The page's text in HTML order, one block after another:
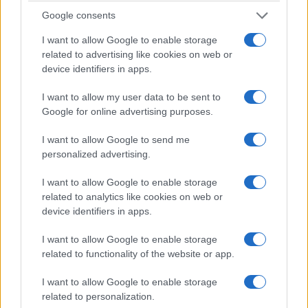
Google consents
I want to allow Google to enable storage
related to advertising like cookies on web or
device identifiers in apps.
I want to allow my user data to be sent to
Google for online advertising purposes.
I want to allow Google to send me
personalized advertising.
I want to allow Google to enable storage
related to analytics like cookies on web or
device identifiers in apps.
I want to allow Google to enable storage
related to functionality of the website or app.
I want to allow Google to enable storage
related to personalization.
Diego Morales · 15 Jun 2026
Composición del nuevo gobierno de
Castilla y León: Mañueco anuncia su
Alfonso Fernández Mañueco ha presentado su nuevo
equipo de gobierno en Castilla y León, con dos